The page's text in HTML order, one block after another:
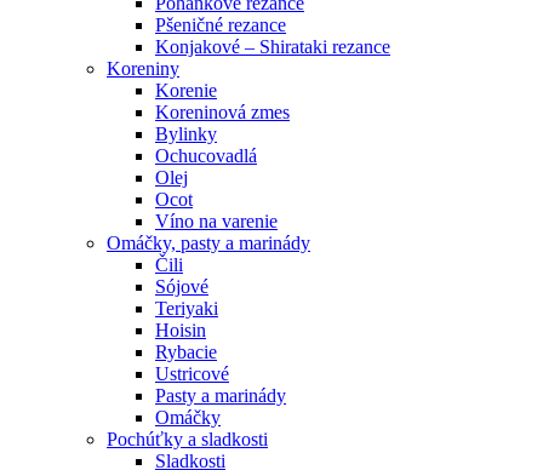
Pšeničné rezance
Konjakové – Shirataki rezance
Koreniny
Korenie
Koreninová zmes
Bylinky
Ochucovadlá
Olej
Ocot
Víno na varenie
Omáčky, pasty a marinády
Čili
Sójové
Teriyaki
Hoisin
Rybacie
Ustricové
Pasty a marinády
Omáčky
Pochúťky a sladkosti
Sladkosti